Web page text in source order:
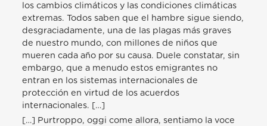
los cambios climáticos y las condiciones climáticas
extremas. Todos saben que el hambre sigue siendo,
desgraciadamente, una de las plagas más graves
de nuestro mundo, con millones de niños que
mueren cada año por su causa. Duele constatar, sin
embargo, que a menudo estos emigrantes no
entran en los sistemas internacionales de
protección en virtud de los acuerdos
internacionales. […]
[…] Purtroppo, oggi come allora, sentiamo la voce